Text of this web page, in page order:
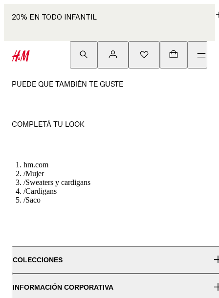
20% EN TODO INFANTIL
PUEDE QUE TAMBIÉN TE GUSTE
COMPLETÁ TU LOOK
hm.com
/Mujer
/Sweaters y cardigans
/Cardigans
/Saco
COLECCIONES
INFORMACIÓN CORPORATIVA